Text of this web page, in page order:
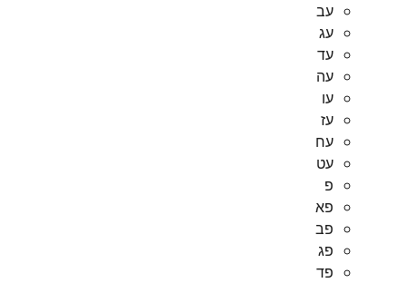
עב
עג
עד
עה
עו
עז
עח
עט
פ
פא
פב
פג
פד